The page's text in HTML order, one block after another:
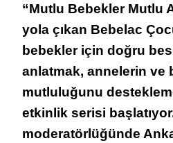
“Mutlu Bebekler Mutlu
yola çıkan Bebelac
bebekler için doğru
anlatmak, annelerin ve
mutluluğunu
etkinlik serisi
moderatörlüğünde